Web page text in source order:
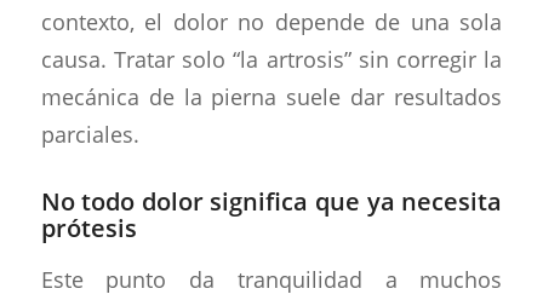
contexto, el dolor no depende de una sola
causa. Tratar solo “la artrosis” sin corregir la
mecánica de la pierna suele dar resultados
parciales.
No todo dolor significa que ya necesita
prótesis
Este punto da tranquilidad a muchos